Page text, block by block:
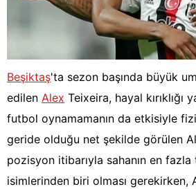
Beşiktaş'ta sezon başında büyük
edilen Alex Teixeira, hayal kırıklığı
futbol oynamamanın da etkisiyle
geride olduğu net şekilde görülen
pozisyon itibarıyla sahanın en
isimlerinden biri olması gerekirken,